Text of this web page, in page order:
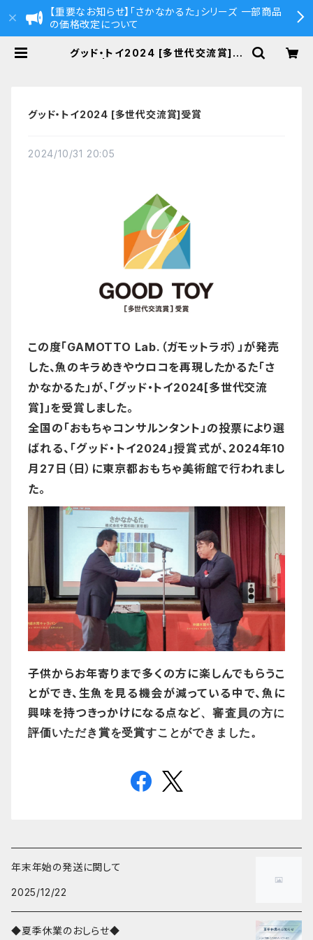
【重要なお知らせ】「さかなかるた」シリーズ 一部商品
の価格改定について
グッド・トイ2024 [多世代交流賞]受
グッド・トイ2024 [多世代交流賞]受賞
2024/10/31 20:05
この度「GAMOTTO Lab.（ガモットラボ）」が発売
した、魚のキラめきやウロコを再現したかるた「さ
かなかるた」が、「グッド・トイ2024[多世代交流
賞]」を受賞しました。
全国の「おもちゃコンサルンタント」の投票により選
ばれる、「グッド・トイ2024」授賞式が、2024年10
月27日（日）に東京都おもちゃ美術館で行われまし
た。
子供からお年寄りまで多くの方に楽しんでもらうこ
とができ、生魚を見る機会が減っている中で、魚に
興味を持つきっかけになる点など、審査員の方に
評価いただき賞を受賞すことができました。
年末年始の発送に関して
2025/12/22
◆夏季休業のおしらせ◆